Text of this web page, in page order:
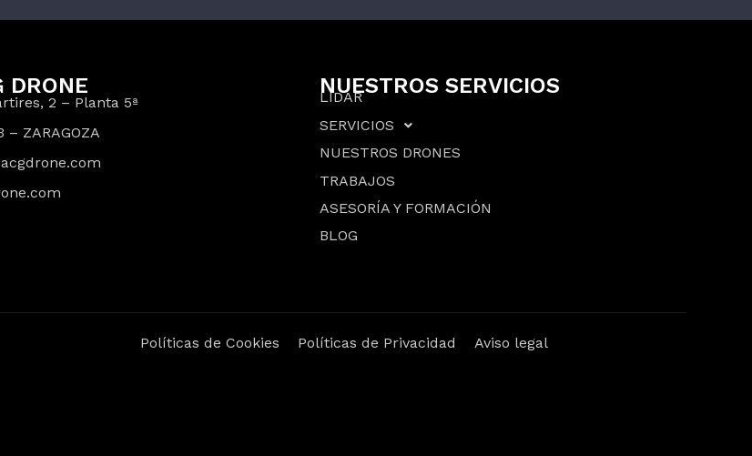
DRONE
2 – Planta 5ª
– ZARAGOZA
NUESTROS SERVICIOS
LIDAR
SERVICIOS
NUESTROS DRONES
TRABAJOS
ASESORÍA Y FORMACIÓN
BLOG
Políticas de Cookies Políticas de Privacidad Aviso legal